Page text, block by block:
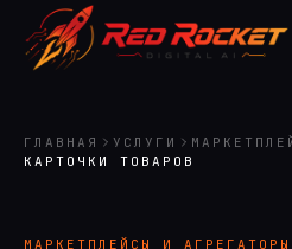
ГЛАВНАЯ УСЛУГИ
КАРТОЧКИ ТОВАРОВ
МАРКЕТПЛЕЙСЫ И АГРЕГАТОРЫ